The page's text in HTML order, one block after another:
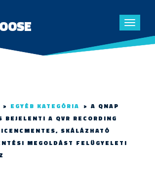
Toggle
> EGYÉB KATEGÓRIA > A QNAP
BEJELENTI A QVR RECORDING
SKÁLÁZHATÓ
MEGOLDÁST FELÜGYELETI